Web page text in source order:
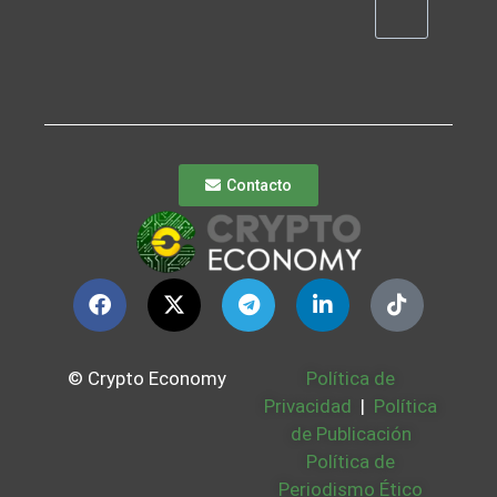
Contacto
© Crypto Economy
Política de
Privacidad | Política
de Publicación
Política de
Periodismo Ético